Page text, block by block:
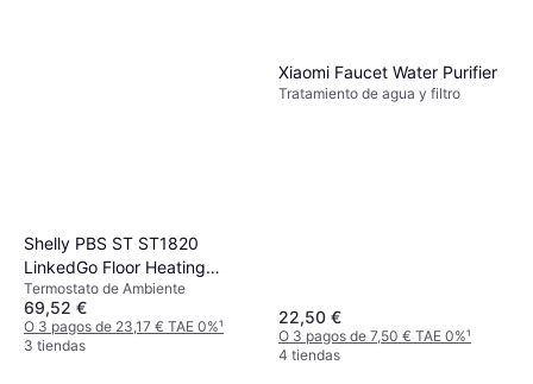
Shelly PBS ST ST1820
LinkedGo Floor Heating
Thermostat
Termostato de Ambiente
69,52 €
O 3 pagos de 23,17 € TAE 0%¹
3 tiendas
Xiaomi Faucet Water Purifier
Tratamiento de agua y filtro
22,50 €
O 3 pagos de 7,50 € TAE 0%¹
4 tiendas